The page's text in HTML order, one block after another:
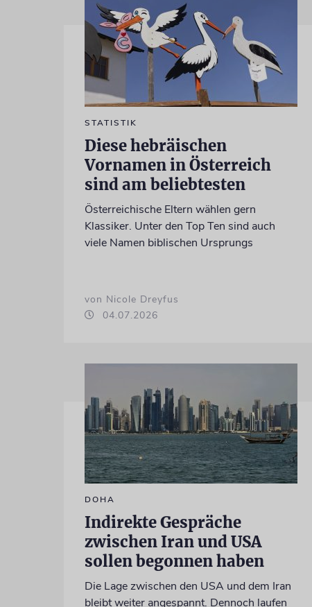
STATISTIK
Diese hebräischen
Vornamen in Österreich
sind am beliebtesten
Österreichische Eltern wählen gern
Klassiker. Unter den Top Ten sind auch
viele Namen biblischen Ursprungs
von Nicole Dreyfus
04.07.2026
DOHA
Indirekte Gespräche
zwischen Iran und USA
sollen begonnen haben
Die Lage zwischen den USA und dem Iran
bleibt weiter angespannt. Dennoch laufen